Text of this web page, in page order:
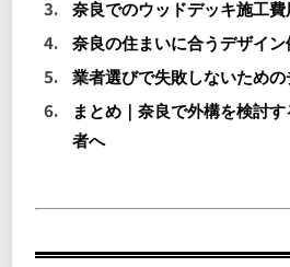
奈良でのウッドデッキ施工費
奈良の住まいに合うデザイン
業者選びで失敗しないための
まとめ｜奈良で外構を検討
者へ